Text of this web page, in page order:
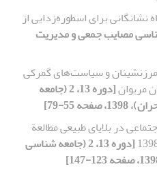
نشانگانی برای اسطوره‌زدایی از
شناسی مصایب جمعی و مدیریت
و سیاست‌های گمرکی
مریوان
[دوره 13، 2 (جامعه
55-79]
در بلایای طبیعی مطالعة
[دوره 13، 2 (جامعه شناسی